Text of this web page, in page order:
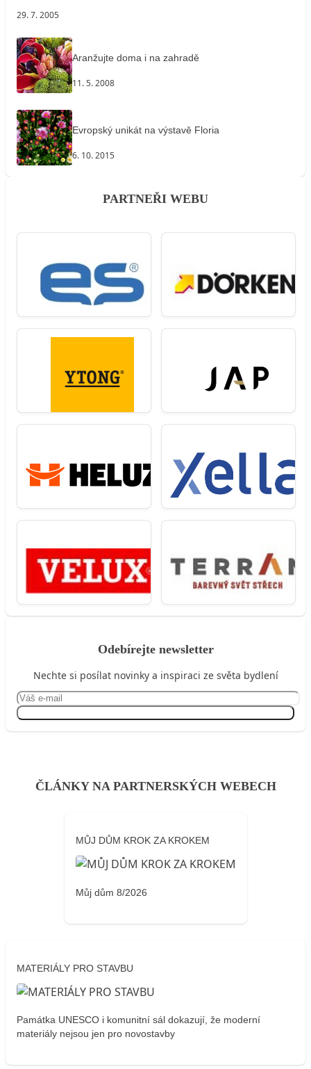
29. 7. 2005
Aranžujte doma i na zahradě
11. 5. 2008
Evropský unikát na výstavě Floria
6. 10. 2015
PARTNEŘI WEBU
Odebírejte newsletter
Nechte si posílat novinky a inspiraci ze světa bydlení
ČLÁNKY NA PARTNERSKÝCH WEBECH
MŮJ DŮM KROK ZA KROKEM
Můj dům 8/2026
MATERIÁLY PRO STAVBU
Památka UNESCO i komunitní sál dokazují, že moderní
materiály nejsou jen pro novostavby